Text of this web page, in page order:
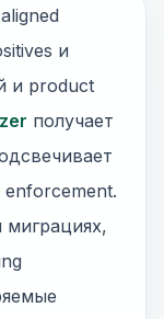
и
и product
получает